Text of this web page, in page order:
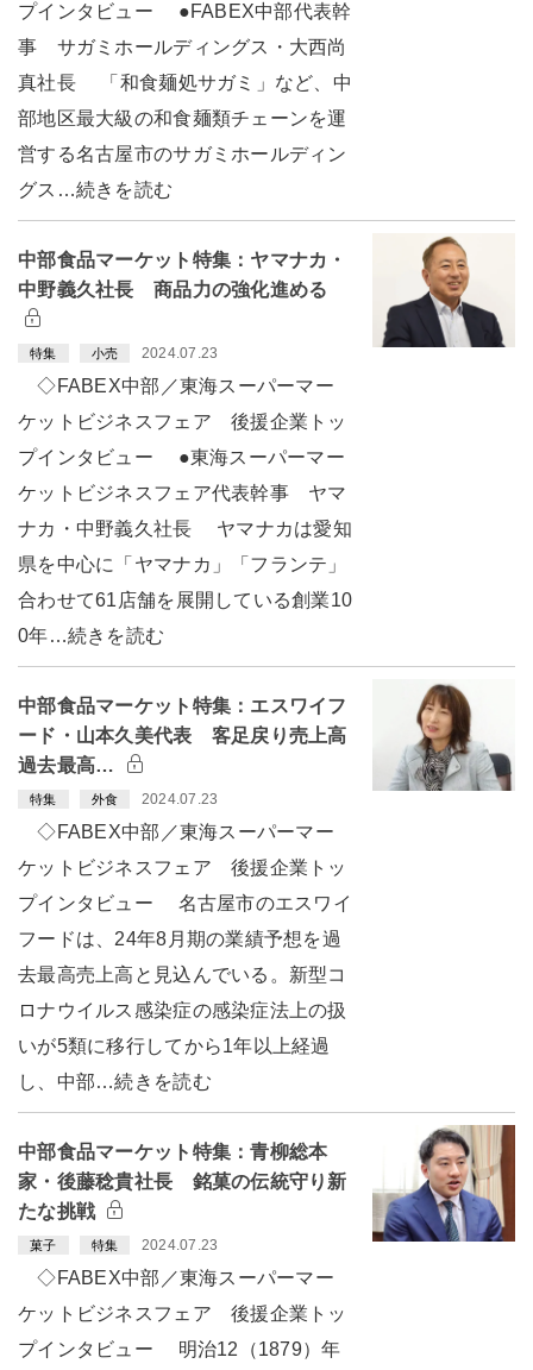
プインタビュー ●FABEX中部代表幹
事 サガミホールディングス・大西尚
真社長 「和食麺処サガミ」など、中
部地区最大級の和食麺類チェーンを運
営する名古屋市のサガミホールディン
グス…続きを読む
中部食品マーケット特集：ヤマナカ・
中野義久社長 商品力の強化進める
特集 小売 2024.07.23
◇FABEX中部／東海スーパーマー
ケットビジネスフェア 後援企業トッ
プインタビュー ●東海スーパーマー
ケットビジネスフェア代表幹事 ヤマ
ナカ・中野義久社長 ヤマナカは愛知
県を中心に「ヤマナカ」「フランテ」
合わせて61店舗を展開している創業10
0年…続きを読む
中部食品マーケット特集：エスワイフ
ード・山本久美代表 客足戻り売上高
過去最高…
特集 外食 2024.07.23
◇FABEX中部／東海スーパーマー
ケットビジネスフェア 後援企業トッ
プインタビュー 名古屋市のエスワイ
フードは、24年8月期の業績予想を過
去最高売上高と見込んでいる。新型コ
ロナウイルス感染症の感染症法上の扱
いが5類に移行してから1年以上経過
し、中部…続きを読む
中部食品マーケット特集：青柳総本
家・後藤稔貴社長 銘菓の伝統守り新
たな挑戦
菓子 特集 2024.07.23
◇FABEX中部／東海スーパーマー
ケットビジネスフェア 後援企業トッ
プインタビュー 明治12（1879）年